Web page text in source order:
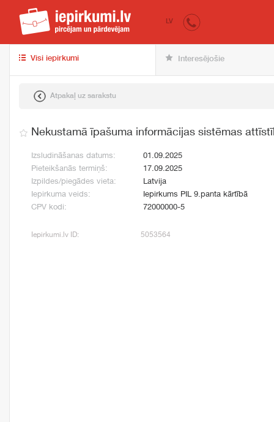
iepirkumi.lv
LV
Visi iepirkumi Interesējošie
Atpakaļ uz sarakstu
Nekustamā īpašuma informācijas sistēmas
Izsludināšanas datums:
01.09.2025
Pieteikšanās termiņš:
17.09.2025
Izpildes/piegādes vieta:
Latvija
Iepirkuma veids:
Iepirkums PIL 9.panta kārtībā
CPV kodi:
72000000-5
Iepirkumi.lv ID: 5053564